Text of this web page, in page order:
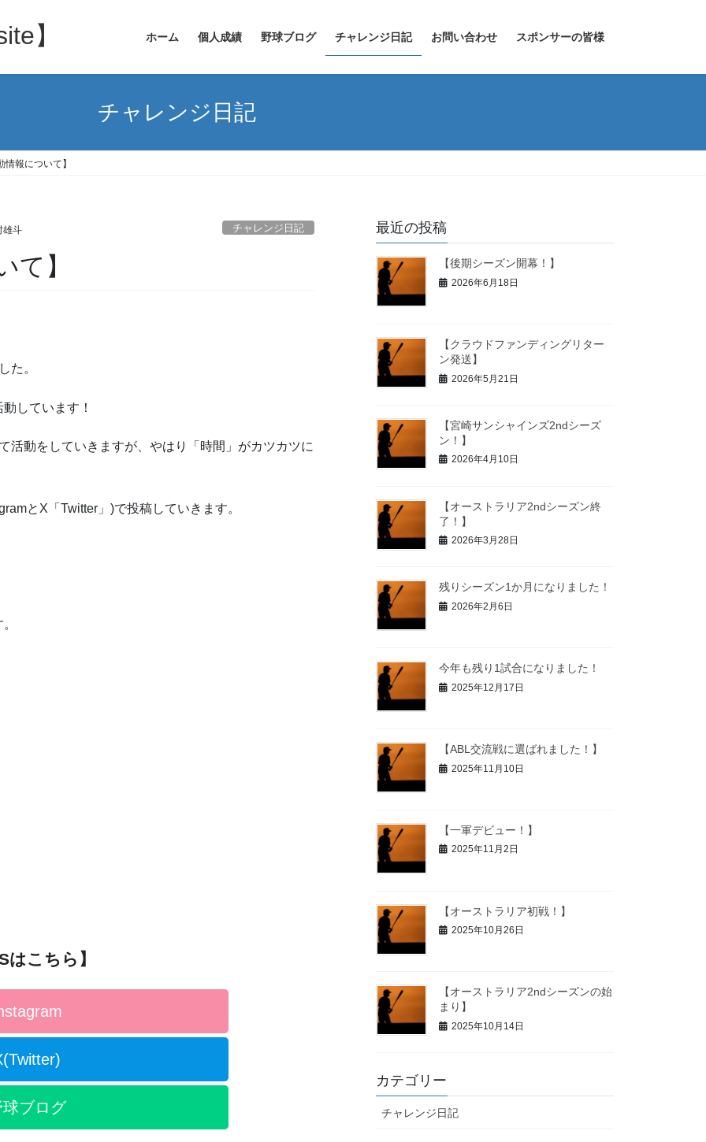
】 ホーム 個人成績 野球ブログ チャレンジ日記 お問い合わせ スポンサーの皆様
チャレンジ日記
情報について】
雄斗 チャレンジ日記
て】
た。
しています！
活動をしていきますが、やはり「時間」がカツカツに
とX「Twitter」)で投稿していきます。
はこちら】
球ブログ
最近の投稿
【後期シーズン開幕！】
2026年6月18日
【クラウドファンディングリター
ン発送】
2026年5月21日
【宮崎サンシャインズ2ndシーズ
ン！】
2026年4月10日
【オーストラリア2ndシーズン終
了！】
2026年3月28日
残りシーズン1か月になりました！
2026年2月6日
今年も残り1試合になりました！
2025年12月17日
【ABL交流戦に選ばれました！】
2025年11月10日
【一軍デビュー！】
2025年11月2日
【オーストラリア初戦！】
2025年10月26日
【オーストラリア2ndシーズンの始
まり】
2025年10月14日
カテゴリー
チャレンジ日記